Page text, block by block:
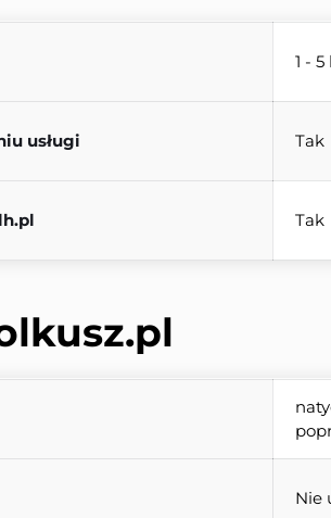
1 -
usługi Tak
Tak
Nie